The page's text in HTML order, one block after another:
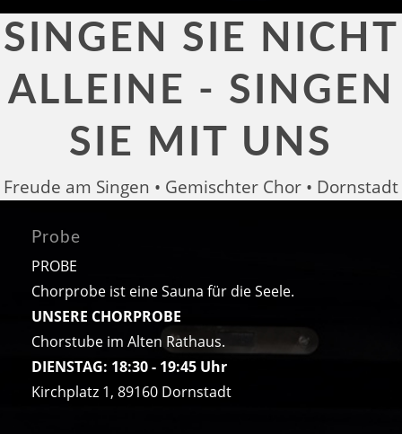
SINGEN SIE NICHT
ALLEINE - SINGEN
SIE MIT UNS
Freude am Singen • Gemischter Chor • Dornstadt
Probe
PROBE
Chorprobe ist eine Sauna für die Seele.
UNSERE CHORPROBE
Chorstube im Alten Rathaus.
DIENSTAG: 18:30 - 19:45 Uhr
Kirchplatz 1, 89160 Dornstadt